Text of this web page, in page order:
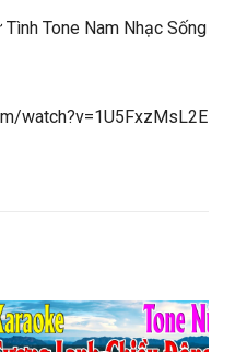
Tone Nam Nhạc Sống
watch?v=1U5FxzMsL2E